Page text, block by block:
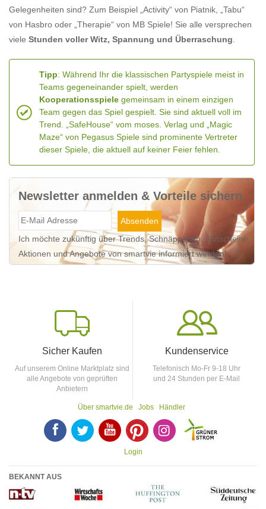
Gelegenheiten sind? Zum Beispiel „Activity“ von Piatnik, „Tabu“
von Hasbro oder „Therapie“ von MB Spiele! Sie alle versprechen
viele Stunden voller Witz, Spannung und Überraschung
Tipp: Während Ihr die klassischen Partyspiele meist in
Teams gegeneinander spielt, werden
Kooperationsspiele gemeinsam in einem einzigen
Team gegen das Spiel gespielt. Sie sind aktuell voll im
Trend. „SafeHouse“ vom moses. Verlag und „Magic
Maze“ von Pegasus Spiele sind prominente Vertreter
dieser Spiele, die aktuell auf keiner Feier fehlen.
Newsletter anmelden & Vorteile sichern
Ich möchte zukünftig über Trends, Schnäppchen, Gutscheine,
Aktionen und Angebote von smartvie informiert werden!
Sicher Kaufen
Auf unserem Online Marktplatz sind
alle Angebote von geprüften
Anbietern
Kundenservice
Telefonisch Mo-Fr 9-18 Uhr
und 24 Stunden per E-Mail
Über smartvie.de Jobs Händler
F T Y p
Login
BEKANNT AUS